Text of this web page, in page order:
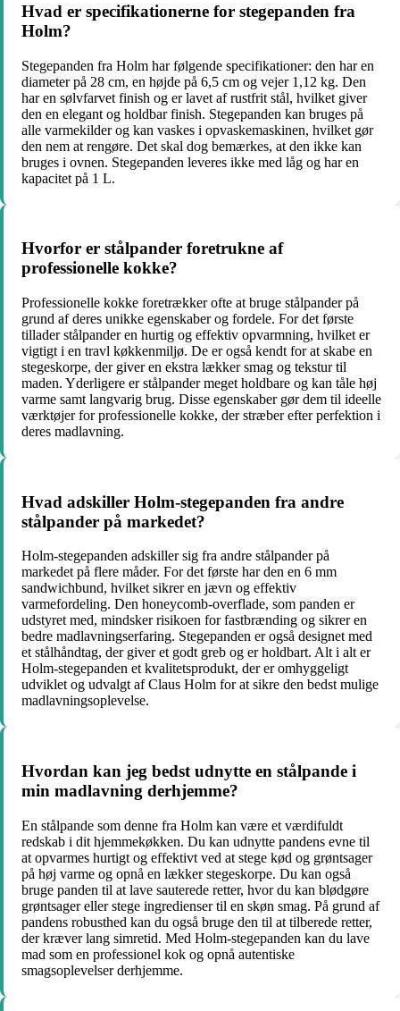
Hvad er specifikationerne for stegepanden fra
Holm?
Stegepanden fra Holm har følgende specifikationer: den har en
diameter på 28 cm, en højde på 6,5 cm og vejer 1,12 kg. Den
har en sølvfarvet finish og er lavet af rustfrit stål, hvilket giver
den en elegant og holdbar finish. Stegepanden kan bruges på
alle varmekilder og kan vaskes i opvaskemaskinen, hvilket gør
den nem at rengøre. Det skal dog bemærkes, at den ikke kan
bruges i ovnen. Stegepanden leveres ikke med låg og har en
kapacitet på 1 L.
Hvorfor er stålpander foretrukne af
professionelle kokke?
Professionelle kokke foretrækker ofte at bruge stålpander på
grund af deres unikke egenskaber og fordele. For det første
tillader stålpander en hurtig og effektiv opvarmning, hvilket er
vigtigt i en travl køkkenmiljø. De er også kendt for at skabe en
stegeskorpe, der giver en ekstra lækker smag og tekstur til
maden. Yderligere er stålpander meget holdbare og kan tåle høj
varme samt langvarig brug. Disse egenskaber gør dem til ideelle
værktøjer for professionelle kokke, der stræber efter perfektion i
deres madlavning.
Hvad adskiller Holm-stegepanden fra andre
stålpander på markedet?
Holm-stegepanden adskiller sig fra andre stålpander på
markedet på flere måder. For det første har den en 6 mm
sandwichbund, hvilket sikrer en jævn og effektiv
varmefordeling. Den honeycomb-overflade, som panden er
udstyret med, mindsker risikoen for fastbrænding og sikrer en
bedre madlavningserfaring. Stegepanden er også designet med
et stålhåndtag, der giver et godt greb og er holdbart. Alt i alt er
Holm-stegepanden et kvalitetsprodukt, der er omhyggeligt
udviklet og udvalgt af Claus Holm for at sikre den bedst mulige
madlavningsoplevelse.
Hvordan kan jeg bedst udnytte en stålpande i
min madlavning derhjemme?
En stålpande som denne fra Holm kan være et værdifuldt
redskab i dit hjemmekøkken. Du kan udnytte pandens evne til
at opvarmes hurtigt og effektivt ved at stege kød og grøntsager
på høj varme og opnå en lækker stegeskorpe. Du kan også
bruge panden til at lave sauterede retter, hvor du kan blødgøre
grøntsager eller stege ingredienser til en skøn smag. På grund af
pandens robusthed kan du også bruge den til at tilberede retter,
der kræver lang simretid. Med Holm-stegepanden kan du lave
mad som en professionel kok og opnå autentiske
smagsoplevelser derhjemme.